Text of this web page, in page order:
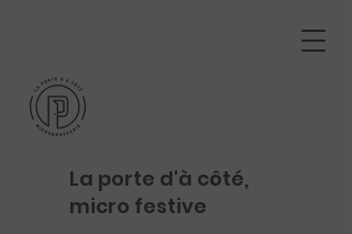
La porte d'à côté,
micro festive